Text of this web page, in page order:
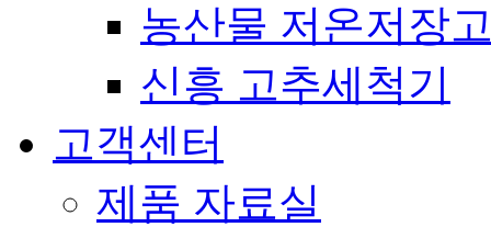
농산물 저온저장
신흥 고추세척기
고객센터
제품 자료실